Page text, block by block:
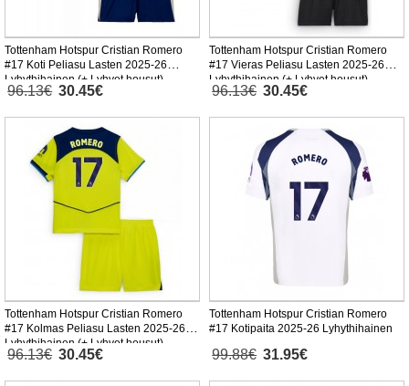
Tottenham Hotspur Cristian Romero
#17 Koti Peliasu Lasten 2025-26
Lyhythihainen (+ Lyhyet housut)
96.13€ 30.45€
Tottenham Hotspur Cristian Romero
#17 Vieras Peliasu Lasten 2025-26
Lyhythihainen (+ Lyhyet housut)
96.13€ 30.45€
Tottenham Hotspur Cristian Romero
#17 Kolmas Peliasu Lasten 2025-26
Lyhythihainen (+ Lyhyet housut)
96.13€ 30.45€
Tottenham Hotspur Cristian Romero
#17 Kotipaita 2025-26 Lyhythihainen
99.88€ 31.95€